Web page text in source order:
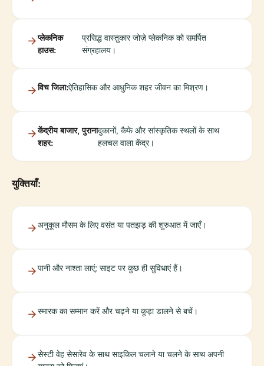
प्लेकनिक
हाउस:
प्रसिद्ध वास्तुकार जोज़े प्लेकनिक को समर्पित
संग्रहालय।
विच जिला:ऐतिहासिक और आधुनिक शहर जीवन का मिश्रण।
केंद्रीय बाजार, पुराना
शहर:
दुकानों, कैफे और सांस्कृतिक स्थलों के साथ
हलचल वाला केंद्र।
युक्तियाँ:
अनुकूल मौसम के लिए वसंत या पतझड़ की शुरुआत में जाएँ।
पानी और नाश्ता लाएं; साइट पर कुछ ही सुविधाएं हैं।
स्मारक का सम्मान करें और चढ़ने या कूड़ा डालने से बचें।
सेस्टी वेह सेसारेव के साथ साइकिल चलाने या चलने के साथ अपनी